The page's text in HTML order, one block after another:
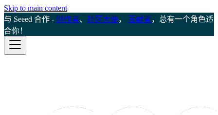
Skip to main content
与 Seeed 合作 - 创作者、 社区大使， 贡献者，总有一个角色适
合你！